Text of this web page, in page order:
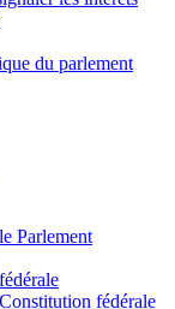
du parlement
Parlement
fédérale